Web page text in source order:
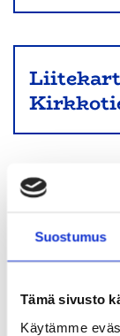
Suostumus
Tämä sivusto
Käytämme